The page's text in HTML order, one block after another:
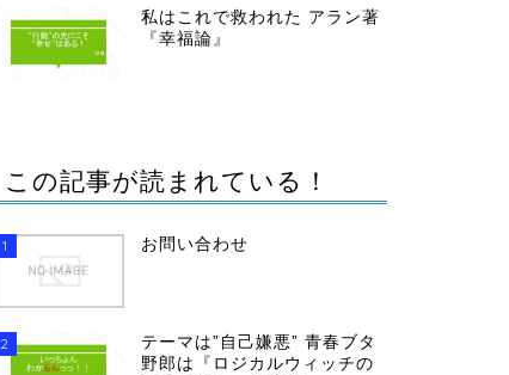
私はこれで救われた アラン著
『幸福論』
この記事が読まれている！
1 お問い合わせ
2
テーマは”自己嫌悪” 青春ブタ
野郎は『ロジカルウィッチの